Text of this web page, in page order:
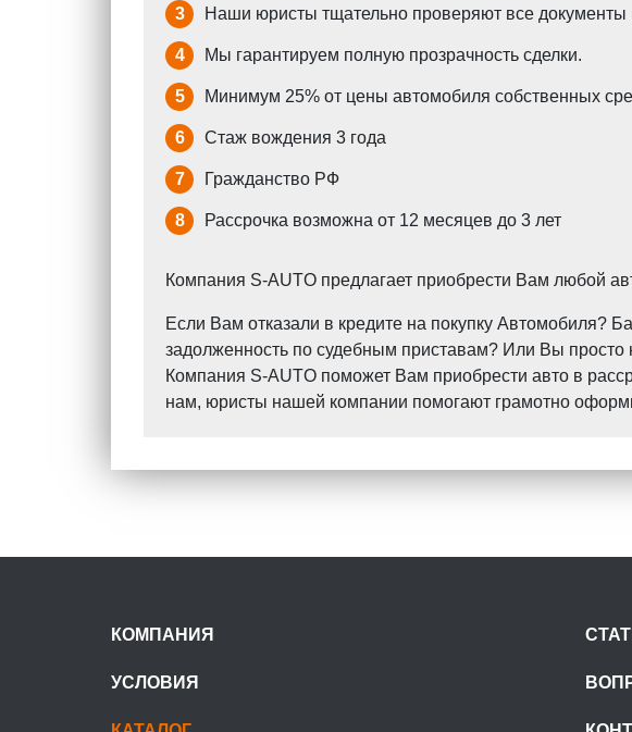
3 Наши юристы тщательно проверяют все
4 Мы гарантируем полную прозрачность сделки.
5 Минимум 25% от цены автомобиля собственных
6 Стаж вождения 3 года
7 Гражданство РФ
8 Рассрочка возможна от 12 месяцев до 3 лет
Компания S-AUTO предлагает приобрести Вам любой
Если Вам отказали в кредите на покупку Автомобиля?
задолженность по судебным приставам? Или Вы просто
Компания S-AUTO поможет Вам приобрести авто в
нам, юристы нашей компании помогают грамотно
КОМПАНИЯ
УСЛОВИЯ